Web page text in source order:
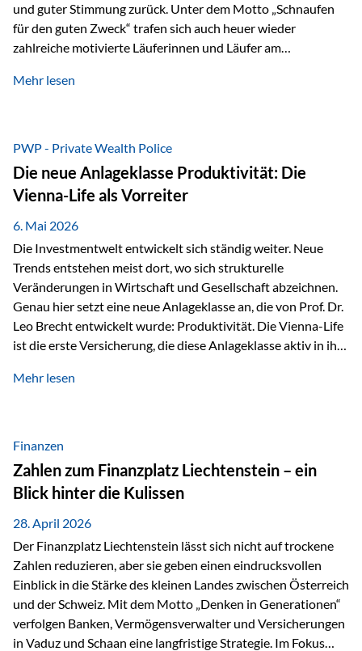
und guter Stimmung zurück. Unter dem Motto „Schnaufen
für den guten Zweck“ trafen sich auch heuer wieder
zahlreiche motivierte Läuferinnen und Läufer am
Höchstleistungen für einen guten Zweck zu erbringen. Mit
Mäder gesammelt werden konnten. Die anspruchsvolle
Strecke mit rund 4,8 Kilometern und 680 Höhenmetern
stellte die Teilnehmerinnen und Teilnehmer vor eine
sportliche Herausforderung. Doch…
Mehr lesen
PWP - Private Wealth Police
Die neue Anlageklasse Produktivität: Die
Vienna-Life als Vorreiter
6. Mai 2026
Die Investmentwelt entwickelt sich ständig weiter. Neue
Trends entstehen meist dort, wo sich strukturelle
Veränderungen in Wirtschaft und Gesellschaft abzeichnen.
Genau hier setzt eine neue Anlageklasse an, die von Prof. Dr.
Leo Brecht entwickelt wurde: Produktivität. Die Vienna-Life
ist die erste Versicherung, die diese Anlageklasse aktiv in ihre
Vorreiter. Warum auf das Thema Produktivität setzen? Die
Wirtschaftswachstum, verändern die Spielregeln für
Investoren. Produktivität adressiert genau diese
Herausforderungen, da wirtschaftliches Wachstum
langfristig durch Produktivitätssteigerung entsteht, also
durch die Fähigkeit von Unternehmen, mehr…
Mehr lesen
Finanzen
Zahlen zum Finanzplatz Liechtenstein – ein
Blick hinter die Kulissen
28. April 2026
Der Finanzplatz Liechtenstein lässt sich nicht auf trockene
Zahlen reduzieren, aber sie geben einen eindrucksvollen
Einblick in die Stärke des kleinen Landes zwischen Österreich
und der Schweiz. Mit dem Motto „Denken in Generationen“
verfolgen Banken, Vermögensverwalter und Versicherungen
in Vaduz und Schaan eine langfristige Strategie. Im Fokus